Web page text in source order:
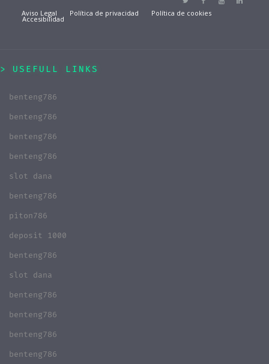
Aviso Legal Política de privacidad Política de cookies
Accesibilidad
USEFULL LINKS
benteng786
benteng786
benteng786
benteng786
slot dana
benteng786
piton786
deposit 1000
benteng786
slot dana
benteng786
benteng786
benteng786
benteng786